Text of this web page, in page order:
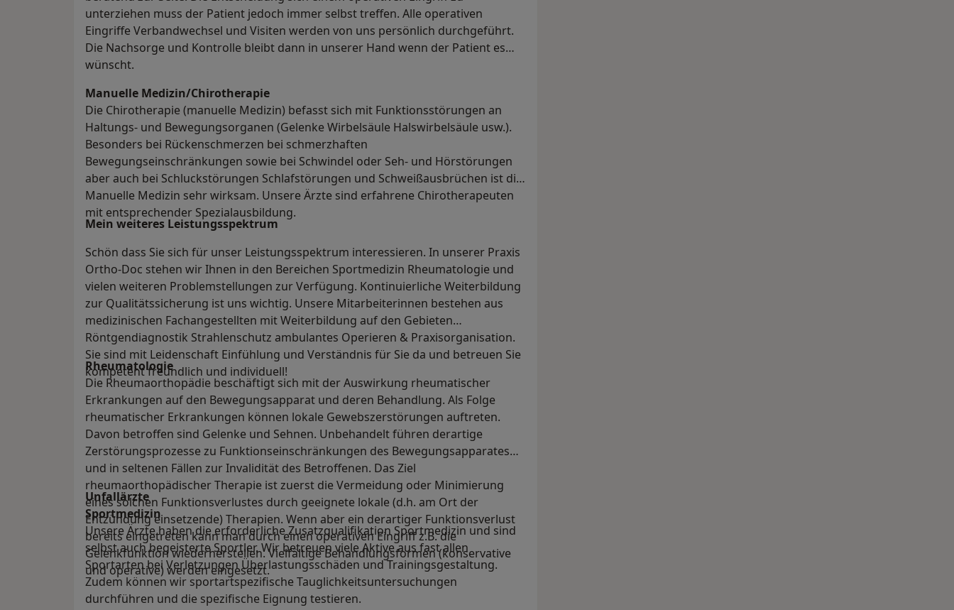
unterziehen muss der Patient jedoch immer selbst treffen. Alle operativen
Eingriffe Verbandwechsel und Visiten werden von uns persönlich durchgeführt.
Die Nachsorge und Kontrolle bleibt dann in unserer Hand wenn der Patient es
wünscht.
Manuelle Medizin/Chirotherapie
Die Chirotherapie (manuelle Medizin) befasst sich mit Funktionsstörungen an
Haltungs- und Bewegungsorganen (Gelenke Wirbelsäule Halswirbelsäule usw.).
Besonders bei Rückenschmerzen bei schmerzhaften
Bewegungseinschränkungen sowie bei Schwindel oder Seh- und Hörstörungen
aber auch bei Schluckstörungen Schlafstörungen und Schweißausbrüchen ist die
Manuelle Medizin sehr wirksam. Unsere Ärzte sind erfahrene Chirotherapeuten
mit entsprechender Spezialausbildung.
Mein weiteres Leistungs­spektrum
Schön dass Sie sich für unser Leistungsspektrum interessieren. In unserer Praxis
Ortho-Doc stehen wir Ihnen in den Bereichen Sportmedizin Rheumatologie und
vielen weiteren Problemstellungen zur Verfügung. Kontinuierliche Weiterbildung
zur Qualitätssicherung ist uns wichtig. Unsere Mitarbeiterinnen bestehen aus
medizinischen Fachangestellten mit Weiterbildung auf den Gebieten
Röntgendiagnostik Strahlenschutz ambulantes Operieren & Praxisorganisation.
Sie sind mit Leidenschaft Einfühlung und Verständnis für Sie da und betreuen Sie
kompetent freundlich und individuell!
Rheumatologie
Die Rheumaorthopädie beschäftigt sich mit der Auswirkung rheumatischer
Erkrankungen auf den Bewegungsapparat und deren Behandlung. Als Folge
rheumatischer Erkrankungen können lokale Gewebszerstörungen auftreten.
Davon betroffen sind Gelenke und Sehnen. Unbehandelt führen derartige
Zerstörungsprozesse zu Funktionseinschränkungen des Bewegungsapparates
und in seltenen Fällen zur Invalidität des Betroffenen. Das Ziel
rheumaorthopädischer Therapie ist zuerst die Vermeidung oder Minimierung
eines solchen Funktionsverlustes durch geeignete lokale (d.h. am Ort der
Entzündung einsetzende) Therapien. Wenn aber ein derartiger Funktionsverlust
bereits eingetreten kann man durch einen operativen Eingriff z.B. die
Gelenkfunktion wiederherstellen. Vielfältige Behandlungsformen (konservative
und operative) werden eingesetzt.
Unfallärzte
Sportmedizin
Unsere Ärzte haben die erforderliche Zusatzqualifikation Sportmedizin und sind
selbst auch begeisterte Sportler. Wir betreuen viele Aktive aus fast allen
Sportarten bei Verletzungen Überlastungsschäden und Trainingsgestaltung.
Zudem können wir sportartspezifische Tauglichkeitsuntersuchungen
durchführen und die spezifische Eignung testieren.